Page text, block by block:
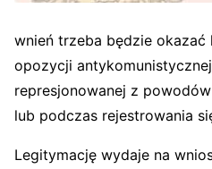
wnień trzeba będzie okazać
opozycji
represjonowanej z
lub podczas rejestrowania
Legitymację wydaje na